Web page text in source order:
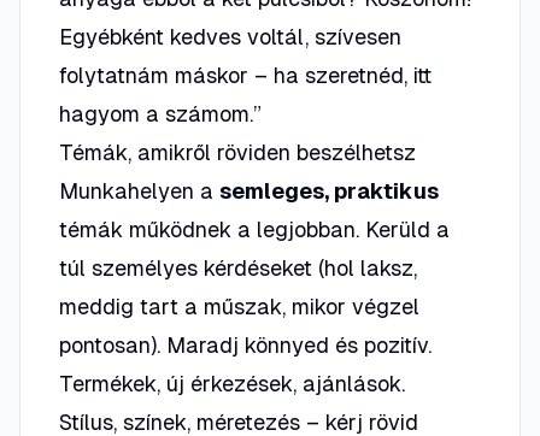
Egyébként kedves voltál, szívesen
folytatnám máskor – ha szeretnéd, itt
hagyom a számom.”
Témák, amikről röviden beszélhetsz
Munkahelyen a semleges, praktikus
témák működnek a legjobban. Kerüld a
túl személyes kérdéseket (hol laksz,
meddig tart a műszak, mikor végzel
pontosan). Maradj könnyed és pozitív.
Termékek, új érkezések, ajánlások.
Stílus, színek, méretezés – kérj rövid